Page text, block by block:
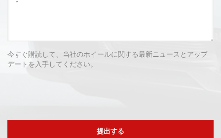
今すぐ購読して、当社のホイールに関する最新ニュースとアップ
デートを入手してください。
提出する